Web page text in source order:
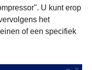
U kunt erop
het
of een specifiek